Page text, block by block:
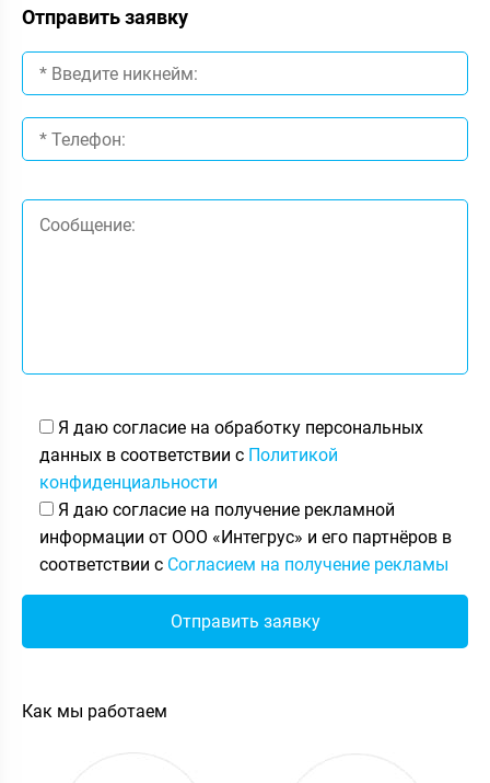
Отправить заявку
Я даю согласие на обработку персональных
данных в соответствии с Политикой
конфиденциальности
Я даю согласие на получение рекламной
информации от ООО «Интегрус» и его партнёров в
соответствии с Согласием на получение рекламы
Как мы работаем